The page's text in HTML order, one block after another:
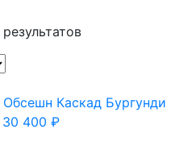
Каскад Бургунди
30 400 ₽